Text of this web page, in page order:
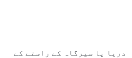
دریا یا سیرگاہ کے راستے کے